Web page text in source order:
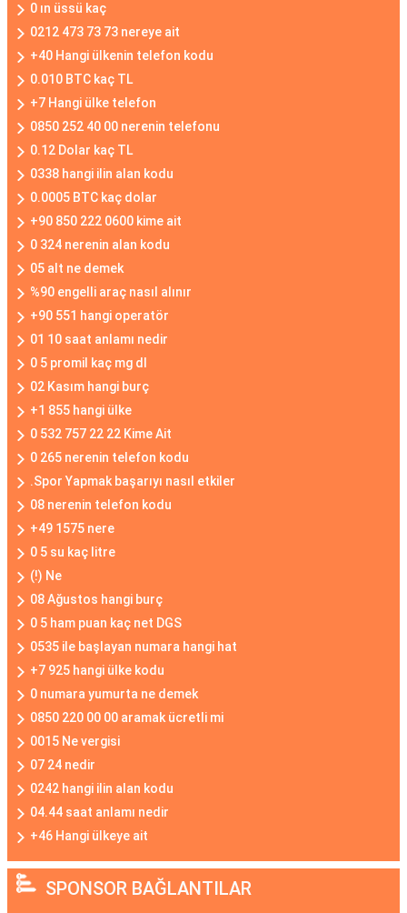
0 ın üssü kaç
0212 473 73 73 nereye ait
+40 Hangi ülkenin telefon kodu
0.010 BTC kaç TL
+7 Hangi ülke telefon
0850 252 40 00 nerenin telefonu
0.12 Dolar kaç TL
0338 hangi ilin alan kodu
0.0005 BTC kaç dolar
+90 850 222 0600 kime ait
0 324 nerenin alan kodu
05 alt ne demek
%90 engelli araç nasıl alınır
+90 551 hangi operatör
01 10 saat anlamı nedir
0 5 promil kaç mg dl
02 Kasım hangi burç
+1 855 hangi ülke
0 532 757 22 22 Kime Ait
0 265 nerenin telefon kodu
.Spor Yapmak başarıyı nasıl etkiler
08 nerenin telefon kodu
+49 1575 nere
0 5 su kaç litre
(!) Ne
08 Ağustos hangi burç
0 5 ham puan kaç net DGS
0535 ile başlayan numara hangi hat
+7 925 hangi ülke kodu
0 numara yumurta ne demek
0850 220 00 00 aramak ücretli mi
0015 Ne vergisi
07 24 nedir
0242 hangi ilin alan kodu
04.44 saat anlamı nedir
+46 Hangi ülkeye ait
SPONSOR BAĞLANTILAR